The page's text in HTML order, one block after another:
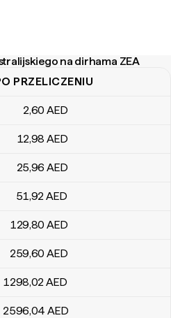
na dirhama ZEA
na dirhama ZEA
PRZELICZENIU
2,60 AED
12,98 AED
25,96 AED
51,92AED
129,80 AED
259,60 AED
1298,02AED
2596,04 AED